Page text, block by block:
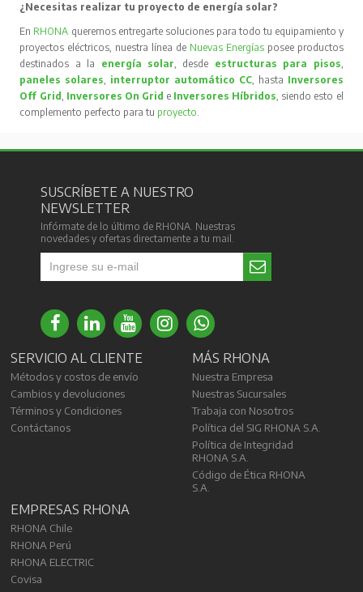
¿Necesitas realizar tu proyecto de energía solar?
En RHONA queremos entregarte soluciones para todo tu equipamiento y
proyectos eléctricos, nuestra línea de Nuevas Energíasposee productos
destinados a la energía solar, desde estructuras para pisos,
paneles solares, interruptor automático CC, hasta Inversores
Off Grid, Inversores On Grid e Inversores Híbridos, siendo esto el
complemento perfecto para tu proyecto.
SUSCRÍBETE A NUESTRO
NEWSLETTER
Infórmate de lo último de RHONA. Nuestras
novedades y ofertas directamente a tu mail.
SERVICIO AL CLIENTE
Métodos y costos de envío
Cambios y devoluciones
Términos y Condiciones
Contáctanos
MÁS RHONA
Nuestra Empresa
Nuestras Sucursales
Trabaja con Nosotros
Política del SIG RHONA S.A.
Política de Integridad
RHONA S.A.
Código de Ética RHONA
S.A.
EMPRESAS RHONA
RHONA Chile
RHONA Perú
RHONA ELECTRIC
Covisa